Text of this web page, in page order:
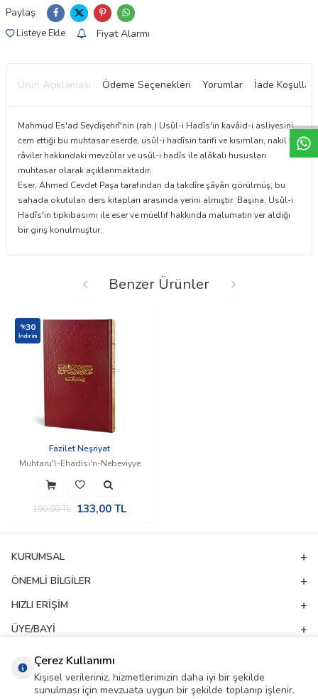
Paylaş
Listeye Ekle Fiyat Alarmı
Ürün Açıklaması Ödeme Seçenekleri Yorumlar İade Koşulları
Mahmud Es'ad Seydişehrî'nin (rah.) Usûl-i Hadîs'in kavâid-i asliyesini
cem ettiği bu muhtasar eserde, usûl-i hadîsin tarifi ve kısımları, nakil ve
râviler hakkındaki mevzûlar ve usûl-i hadîs ile alâkalı hususları
muhtasar olarak açıklanmaktadır.
Eser, Ahmed Cevdet Paşa tarafından da takdîre şâyân görülmüş, bu
sahada okutulan ders kitapları arasında yerini almıştır. Başına, Usûl-i
Hadîs'in tıpkıbasımı ile eser ve müellif hakkında malumatın yer aldığı
bir giriş konulmuştur.
Benzer Ürünler
%30
İndirim
Fazilet Neşriyat
Muhtaru'l-Ehadisi'n-Nebeviyye
190,00TL 133,00 TL
KURUMSAL
ÖNEMLI BILGILER
HIZLI ERIŞIM
ÜYE/BAYI
ADRES & İLETIŞIM
Çerez Kullanımı
Kişisel verileriniz, hizmetlerimizin daha iyi bir şekilde
sunulması için mevzuata uygun bir şekilde toplanıp işlenir.